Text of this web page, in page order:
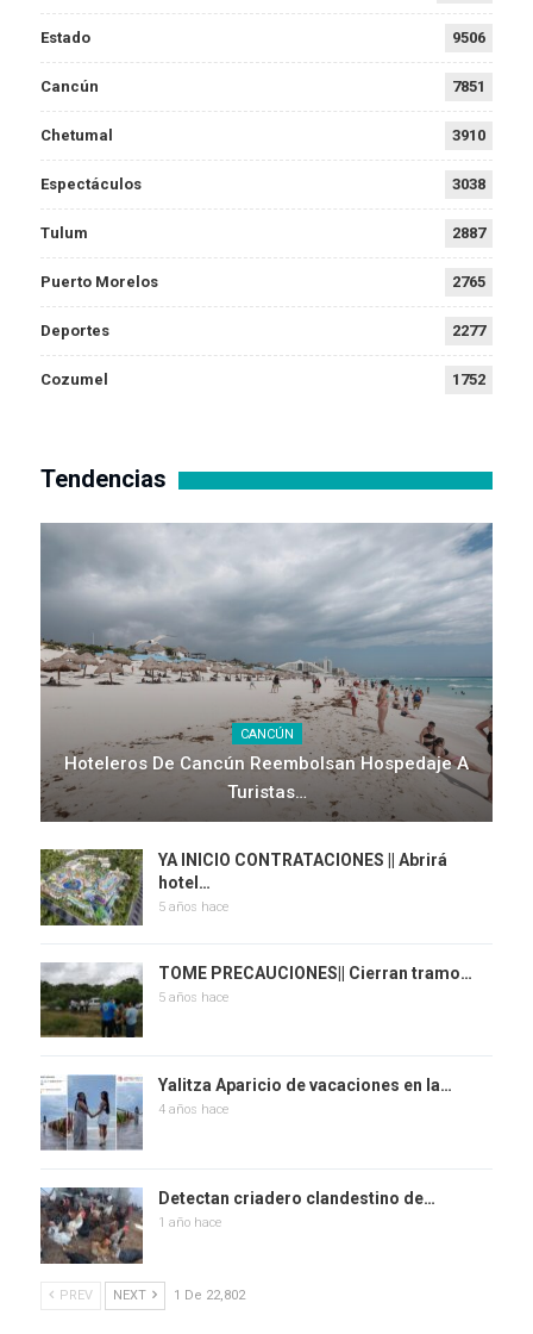
Estado 9506
Cancún 7851
Chetumal 3910
Espectáculos 3038
Tulum 2887
Puerto Morelos 2765
Deportes 2277
Cozumel 1752
Tendencias
CANCÚN
Hoteleros De Cancún Reembolsan Hospedaje A
Turistas…
YA INICIO CONTRATACIONES || Abrirá
hotel…
5 años hace
TOME PRECAUCIONES|| Cierran tramo…
5 años hace
Yalitza Aparicio de vacaciones en la…
4 años hace
Detectan criadero clandestino de…
1 año hace
PREV NEXT 1 De 22,802